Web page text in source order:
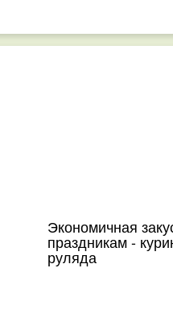
Экономичная
праздникам -
руляда